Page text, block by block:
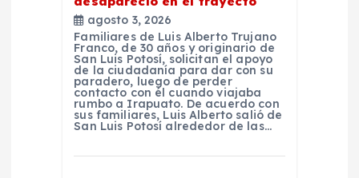
agosto 3, 2026
Familiares de Luis Alberto Trujano
Franco, de 30 años y originario de
San Luis Potosí, solicitan el apoyo
de la ciudadanía para dar con su
paradero, luego de perder
contacto con él cuando viajaba
rumbo a Irapuato. De acuerdo con
sus familiares, Luis Alberto salió de
San Luis Potosí alrededor de las…